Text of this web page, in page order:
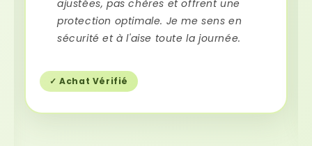
ajustées, pas chères et offrent une
protection optimale. Je me sens en
sécurité et à l'aise toute la journée.
✓ Achat Vérifié